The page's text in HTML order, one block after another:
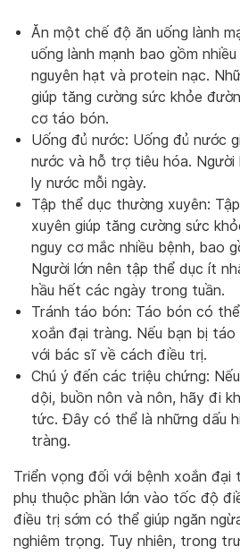
Ăn một chế độ ăn uống lành
uống lành mạnh bao gồm
nguyên hạt và protein nạc.
giúp tăng cường sức khỏe
cơ táo bón.
Uống đủ nước: Uống đủ nước
nước và hỗ trợ tiêu hóa. Người
ly nước mỗi ngày.
Tập thể dục thường xuyên:
xuyên giúp tăng cường sức
nguy cơ mắc nhiều bệnh, bao
Người lớn nên tập thể dục ít
hầu hết các ngày trong tuần.
Tránh táo bón: Táo bón có
xoắn đại tràng. Nếu bạn bị táo
với bác sĩ về cách điều trị.
Chú ý đến các triệu chứng:
dội, buồn nôn và nôn, hãy đi
tức. Đây có thể là những dấu
tràng.
Triển vọng đối với bệnh xoắn đại
phụ thuộc phần lớn vào tốc độ
điều trị sớm có thể giúp ngăn
nghiêm trọng. Tuy nhiên, trong